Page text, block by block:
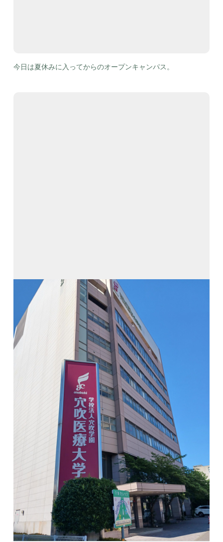
今日は夏休みに入ってからのオープンキャンパス。